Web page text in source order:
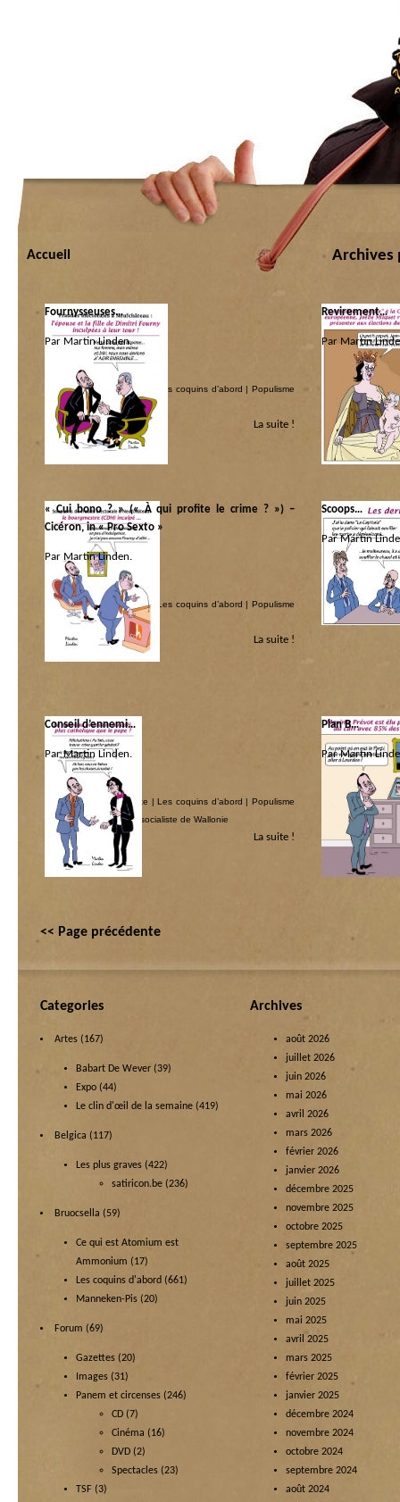
Accueil Archives
Fournysseuses…
Par Martin Linden.
Catégorie :
Centre à vent humaniste
Les coquins d’abord |Populisme
& populo
La suite !
Revirement…
Par Martin
Catégorie :
Centre à vent
& populo
« Cui bono ? » (« À qui profite le crime ? ») –
Cicéron, in « Pro Sexto »
Par Martin Linden.
Catégorie :
Centre à vent humaniste| Les coquins d’abord |Populisme
& populo
La suite !
Scoops…
Par Martin
Catégorie :
Centre à vent
Conseil d’ennemi…
Par Martin Linden.
Catégorie :
Centre à vent humaniste |Les coquins d’abord |Populisme
& populo|République socialiste de Wallonie
La suite !
Plan B…
Par Martin
Catégorie :
Centre à vent
& populo
<< Page précédente
Categories
Artes (167)
Babart De Wever (39)
Expo (44)
Le clin d'œil de la semaine (419)
Belgica (117)
Les plus graves (422)
satiricon.be (236)
Bruocsella (59)
Ce qui est Atomium est
Ammonium (17)
Les coquins d'abord (661)
Manneken-Pis (20)
Forum (69)
Gazettes (20)
Images (31)
Panem et circenses (246)
CD (7)
Cinéma (16)
DVD (2)
Spectacles (23)
TSF (3)
Archives
août 2026
juillet 2026
juin 2026
mai 2026
avril 2026
mars 2026
février 2026
janvier 2026
décembre 2025
novembre 2025
octobre 2025
septembre 2025
août 2025
juillet 2025
juin 2025
mai 2025
avril 2025
mars 2025
février 2025
janvier 2025
décembre 2024
novembre 2024
octobre 2024
septembre 2024
août 2024